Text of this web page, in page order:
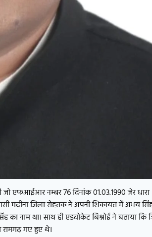
एफआईआर नम्बर 76 दिनांक 01.03.1990 जेर धारा
मदीना जिला रोहतक ने अपनी शिकायत में अभय
नाम था। साथ ही एडवोकेट बिश्नोई ने बताया कि
रामगढ़ गए हुए थे।